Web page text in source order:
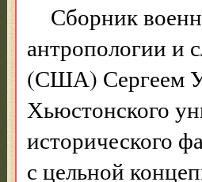
Сборник
антропологии и
(США) Сергеем
Хьюстонского
исторического
с цельной